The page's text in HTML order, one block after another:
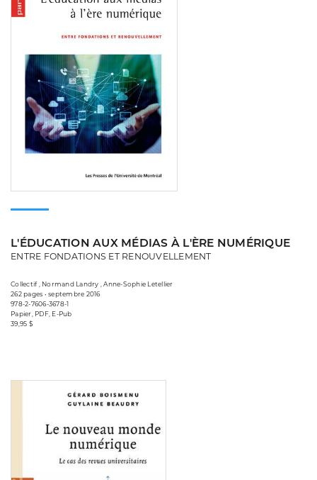
L'ÉDUCATION AUX MÉDIAS À L'ÈRE NUMÉRIQUE
ENTRE FONDATIONS ET RENOUVELLEMENT
Collectif , Normand Landry , Anne-Sophie Letellier
262 pages • septembre 2016
978-2-7606-3678-1
Papier, PDF, E-Pub
39,95 $